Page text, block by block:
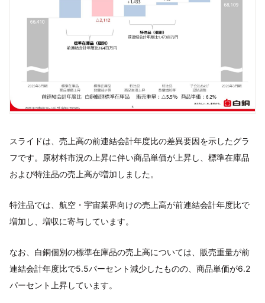
スライドは、売上高の前連結会計年度比の差異要因を示したグラ
フです。原材料市況の上昇に伴い商品単価が上昇し、標準在庫品
および特注品の売上高が増加しました。
特注品では、航空・宇宙業界向けの売上高が前連結会計年度比で
増加し、増収に寄与しています。
なお、白銅個別の標準在庫品の売上高については、販売重量が前
連結会計年度比で5.5パーセント減少したものの、商品単価が6.2
パーセント上昇しています。